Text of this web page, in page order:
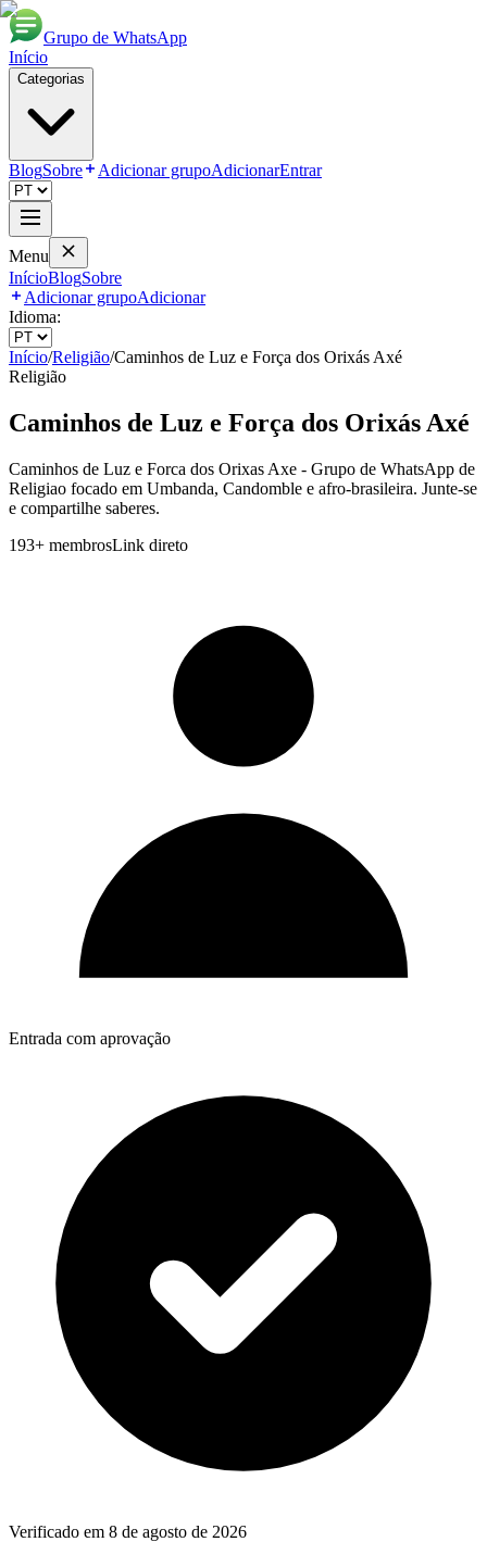
Grupo de WhatsApp
Início
Categorias
BlogSobre Adicionar grupoAdicionarEntrar
Menu
InícioBlogSobre
Adicionar grupoAdicionar
Idioma:
Início/Religião/Caminhos de Luz e Força dos Orixás Axé
Religião
Caminhos de Luz e Força dos Orixás Axé
Caminhos de Luz e Forca dos Orixas Axe - Grupo de WhatsApp de
Religiao focado em Umbanda, Candomble e afro-brasileira. Junte-se
e compartilhe saberes.
193+ membrosLink direto
Entrada com aprovação
Verificado em 8 de agosto de 2026